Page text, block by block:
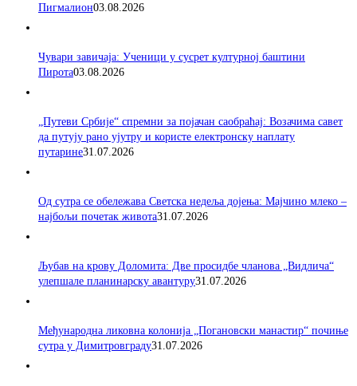
Пигмалион03.08.2026
Чувари завичаја: Ученици у сусрет културној баштини
Пирота03.08.2026
„Путеви Србије“ спремни за појачан саобраћај: Возачима савет
да путују рано ујутру и користе електронску наплату
путарине31.07.2026
Од сутра се обележава Светска недеља дојења: Мајчино млеко –
најбољи почетак живота31.07.2026
Љубав на крову Доломита: Две просидбе чланова „Видлича“
улепшале планинарску авантуру31.07.2026
Међународна ликовна колонија „Погановски манастир“ почиње
сутра у Димитровграду31.07.2026